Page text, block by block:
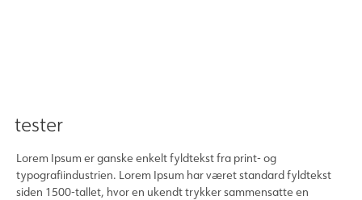
tester
Lorem Ipsum er ganske enkelt fyldtekst fra print- og
typografiindustrien. Lorem Ipsum har været standard fyldtekst
siden 1500-tallet, hvor en ukendt trykker sammensatte en